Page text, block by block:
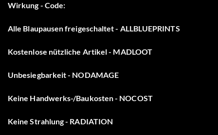
Wirkung - Code:
Alle Blaupausen freigeschaltet - ALLBLUEPRINTS
Kostenlose nützliche Artikel - MADLOOT
Unbesiegbarkeit - NODAMAGE
Keine Handwerks-/Baukosten - NOCOST
Keine Strahlung - RADIATION